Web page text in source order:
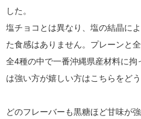
した。
塩チョコとは異なり、塩の結晶に
た食感はありません。プレーンと全
全4種の中で一番沖縄県産材料に
は強い方が嬉しい方はこちらをどう
どのフレーバーも黒糖ほど甘味が